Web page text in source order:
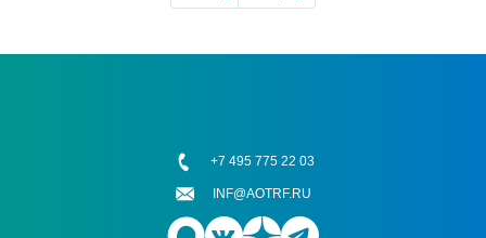
+7 495 775 22 03
INF@AOTRF.RU